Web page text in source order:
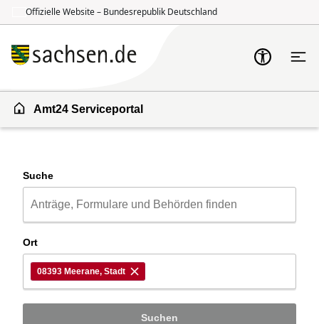
Offizielle Website – Bundesrepublik Deutschland
Amt24 Serviceportal
Suche
Ort
08393 Meerane, Stadt
Suchen